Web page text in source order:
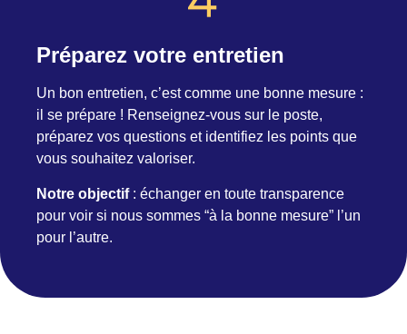
Préparez votre entretien
Un bon entretien, c’est comme une bonne mesure :
il se prépare ! Renseignez-vous sur le poste,
préparez vos questions et identifiez les points que
vous souhaitez valoriser.
Notre objectif: échanger en toute transparence
pour voir si nous sommes “à la bonne mesure” l’un
pour l’autre.